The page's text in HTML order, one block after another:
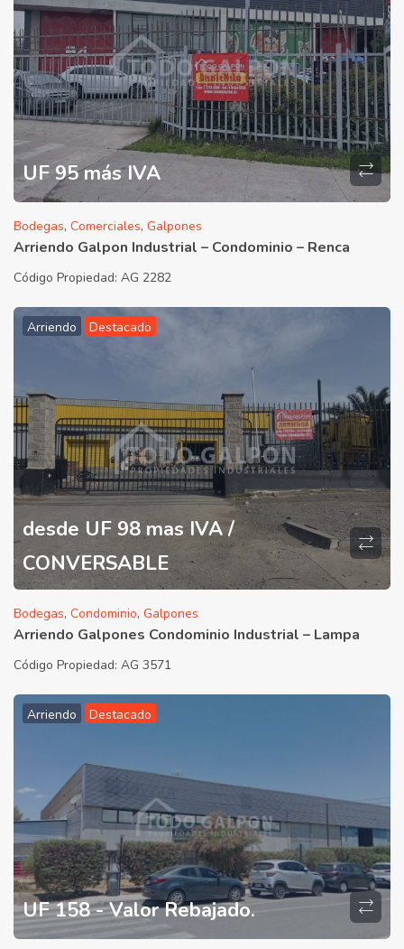
UF 95 más IVA
Bodegas, Comerciales, Galpones
Arriendo Galpon Industrial – Condominio – Renca
Código Propiedad: AG 2282
Arriendo Destacado
desde UF 98 mas IVA /
CONVERSABLE
Bodegas, Condominio, Galpones
Arriendo Galpones Condominio Industrial – Lampa
Código Propiedad: AG 3571
Arriendo Destacado
UF 158 - Valor Rebajado.